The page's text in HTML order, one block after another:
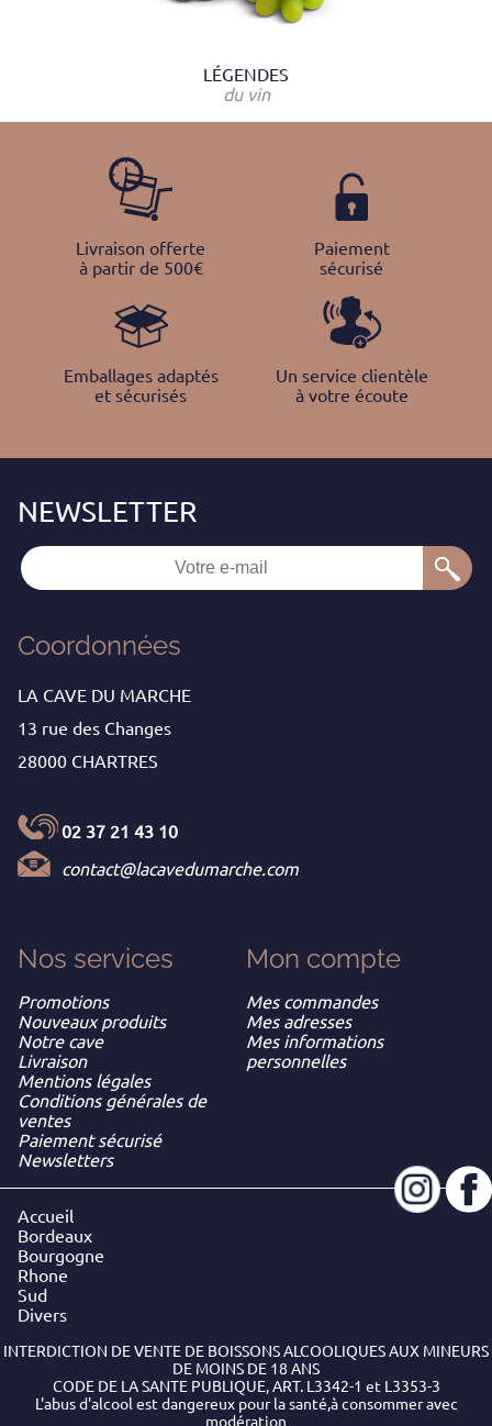
LÉGENDES
du vin
Livraison offerte
à partir de 500€
Paiement
sécurisé
Emballages adaptés
et sécurisés
Un service clientèle
à votre écoute
Coordonnées
LA CAVE DU MARCHE
13 rue des Changes
28000 CHARTRES
02 37 21 43 10
contact@lacavedumarche.com
Nos services
Promotions
Nouveaux produits
Notre cave
Livraison
Mentions légales
Conditions générales de
ventes
Paiement sécurisé
Newsletters
Mon compte
Mes commandes
Mes adresses
Mes informations
personnelles
Accueil
Bordeaux
Bourgogne
Rhone
Sud
Divers
INTERDICTION DE VENTE DE BOISSONS ALCOOLIQUES AUX MINEURS
DE MOINS DE 18 ANS
CODE DE LA SANTE PUBLIQUE, ART. L3342-1 et L3353-3
L'abus d'alcool est dangereux pour la santé,à consommer avec
modération